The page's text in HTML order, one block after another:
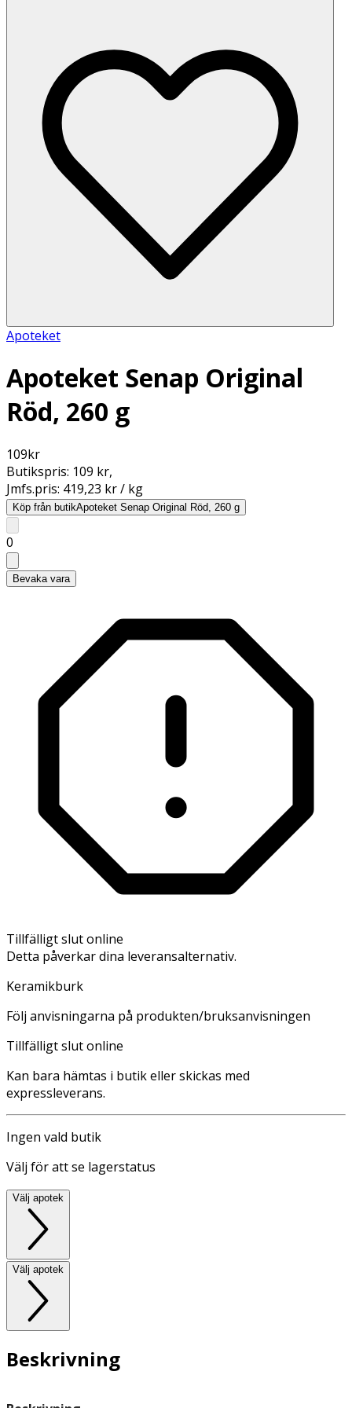
Apoteket
Apoteket Senap Original
Röd, 260 g
109kr
Butikspris: 109 kr,
Jmfs.pris: 419,23 kr / kg
Köp från butikApoteket Senap Original Röd, 260 g
0
Bevaka vara
Tillfälligt slut online
Detta påverkar dina leveransalternativ.
Keramikburk
Följ anvisningarna på produkten/bruksanvisningen
Tillfälligt slut online
Kan bara hämtas i butik eller skickas med
expressleverans.
Ingen vald butik
Välj för att se lagerstatus
Välj apotek
Välj apotek
Beskrivning